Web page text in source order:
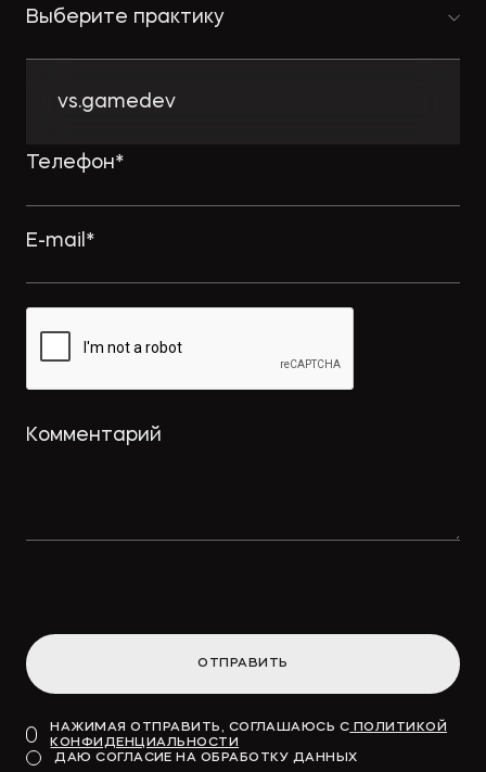
Выберите практику
vs.gamedev
ОТПРАВИТЬ
НАЖИМАЯ ОТПРАВИТЬ, СОГЛАШАЮСЬ С ПОЛИТИКОЙ
КОНФИДЕНЦИАЛЬНОСТИ
ДАЮ СОГЛАСИЕ НА ОБРАБОТКУ ДАННЫХ